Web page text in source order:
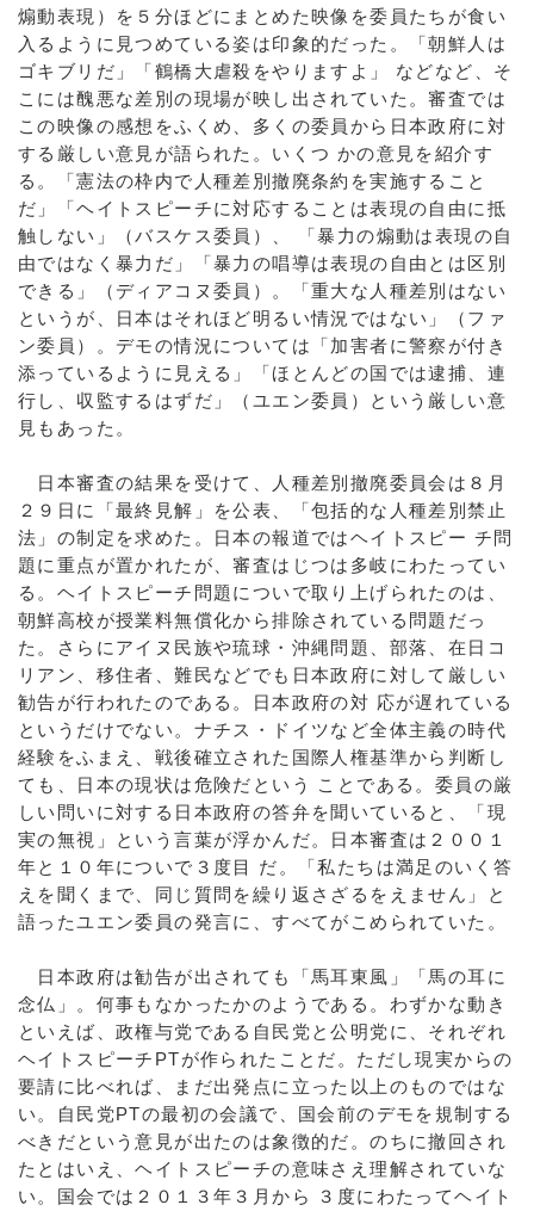
煽動表現）を５分ほどにまとめた映像を委員たちが食い
入るように見つめている姿は印象的だった。「朝鮮人は
ゴキブリだ」「鶴橋大虐殺をやりますよ」 などなど、そ
こには醜悪な差別の現場が映し出されていた。審査では
この映像の感想をふくめ、多くの委員から日本政府に対
する厳しい意見が語られた。いくつ かの意見を紹介す
る。「憲法の枠内で人種差別撤廃条約を実施すること
だ」「ヘイトスピーチに対応することは表現の自由に抵
触しない」（バスケス委員）、 「暴力の煽動は表現の自
由ではなく暴力だ」「暴力の唱導は表現の自由とは区別
できる」（ディアコヌ委員）。「重大な人種差別はない
というが、日本はそれほど明るい情況ではない」（ファ
ン委員）。デモの情況については「加害者に警察が付き
添っているように見える」「ほとんどの国では逮捕、連
行し、収監するはずだ」（ユエン委員）という厳しい意
見もあった。
日本審査の結果を受けて、人種差別撤廃委員会は８月
２９日に「最終見解」を公表、「包括的な人種差別禁止
法」の制定を求めた。日本の報道ではヘイトスピー チ問
題に重点が置かれたが、審査はじつは多岐にわたってい
る。ヘイトスピーチ問題についで取り上げられたのは、
朝鮮高校が授業料無償化から排除されている問題だっ
た。さらにアイヌ民族や琉球・沖縄問題、部落、在日コ
リアン、移住者、難民などでも日本政府に対して厳しい
勧告が行われたのである。日本政府の対 応が遅れている
というだけでない。ナチス・ドイツなど全体主義の時代
経験をふまえ、戦後確立された国際人権基準から判断し
ても、日本の現状は危険だという ことである。委員の厳
しい問いに対する日本政府の答弁を聞いていると、「現
実の無視」という言葉が浮かんだ。日本審査は２００１
年と１０年についで３度目 だ。「私たちは満足のいく答
えを聞くまで、同じ質問を繰り返さざるをえません」と
語ったユエン委員の発言に、すべてがこめられていた。
日本政府は勧告が出されても「馬耳東風」「馬の耳に
念仏」。何事もなかったかのようである。わずかな動き
といえば、政権与党である自民党と公明党に、それぞれ
ヘイトスピーチPTが作られたことだ。ただし現実からの
要請に比べれば、まだ出発点に立った以上のものではな
い。自民党PTの最初の会議で、国会前のデモを規制する
べきだという意見が出たのは象徴的だ。のちに撤回され
たとはいえ、ヘイトスピーチの意味さえ理解されていな
い。国会では２０１３年３月から ３度にわたってヘイト